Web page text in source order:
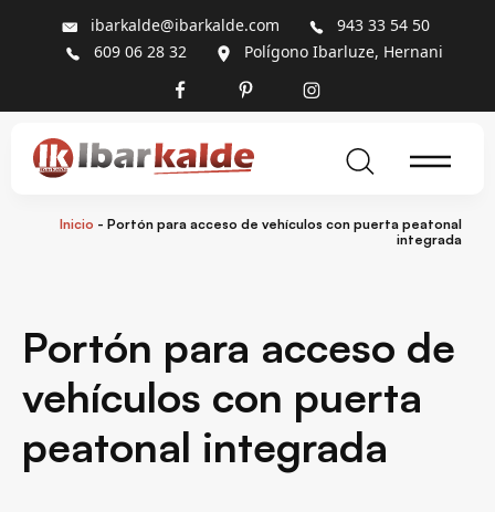
ibarkalde@ibarkalde.com
943 33 54 50
609 06 28 32
Polígono Ibarluze, Hernani
Inicio - Portón para acceso de vehículos con puerta peatonal
integrada
Portón para acceso de
vehículos con puerta
peatonal integrada